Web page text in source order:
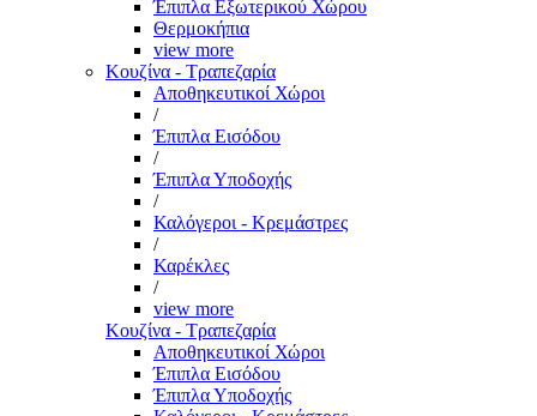
Έπιπλα Εξωτερικού Χώρου
Θερμοκήπια
view more
Κουζίνα - Τραπεζαρία
Αποθηκευτικοί Χώροι
/
Έπιπλα Εισόδου
/
Έπιπλα Υποδοχής
/
Καλόγεροι - Κρεμάστρες
/
Καρέκλες
/
view more
Κουζίνα - Τραπεζαρία
Αποθηκευτικοί Χώροι
Έπιπλα Εισόδου
Έπιπλα Υποδοχής